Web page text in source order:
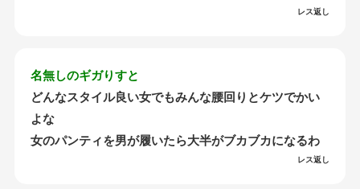
レス返し
名無しのギガりすと
どんなスタイル良い女でもみんな腰回りとケツでかい
よな
女のパンティを男が履いたら大半がブカブカになるわ
レス返し